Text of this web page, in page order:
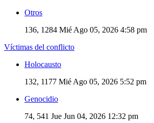
Otros
136, 1284 Mié Ago 05, 2026 4:58 pm
Víctimas del conflicto
Holocausto
132, 1177 Mié Ago 05, 2026 5:52 pm
Genocidio
74, 541 Jue Jun 04, 2026 12:32 pm